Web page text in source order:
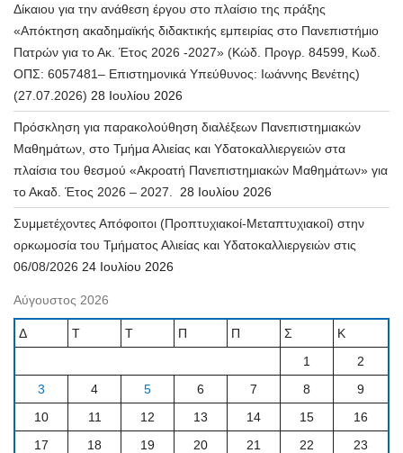
Δίκαιου για την ανάθεση έργου στο πλαίσιο της πράξης
«Απόκτηση ακαδημαϊκής διδακτικής εμπειρίας στο Πανεπιστήμιο
Πατρών για το Ακ. Έτος 2026 -2027» (Κώδ. Προγρ. 84599, Κωδ.
ΟΠΣ: 6057481– Επιστημονικά Υπεύθυνος: Ιωάννης Βενέτης)
(27.07.2026) 28 Ιουλίου 2026
Πρόσκληση για παρακολούθηση διαλέξεων Πανεπιστημιακών
Μαθημάτων, στο Τμήμα Αλιείας και Υδατοκαλλιεργειών στα
πλαίσια του θεσμού «Ακροατή Πανεπιστημιακών Μαθημάτων» για
το Ακαδ. Έτος 2026 – 2027.
28 Ιουλίου 2026
Συμμετέχοντες Απόφοιτοι (Προπτυχιακοί-Μεταπτυχιακοί) στην
ορκωμοσία του Τμήματος Αλιείας και Υδατοκαλλιεργειών στις
06/08/2026 24 Ιουλίου 2026
Αύγουστος 2026
Δ Τ Τ Π Π Σ
Κ
1
2
3
4 5 6 7 8
9
10
11 12 13 14 15
16
17
18 19 20 21 22
23